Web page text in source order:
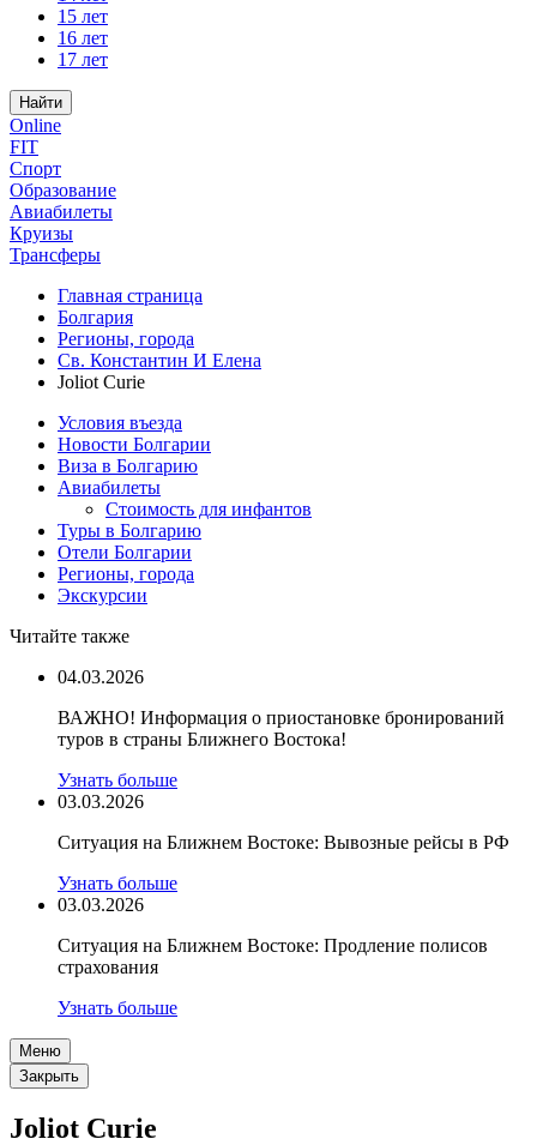
15 лет
16 лет
17 лет
Найти
Online
FIT
Спорт
Образование
Авиабилеты
Круизы
Трансферы
Главная страница
Болгария
Регионы, города
Св. Константин И Елена
Joliot Curie
Условия въезда
Новости Болгарии
Виза в Болгарию
Авиабилеты
Стоимость для инфантов
Туры в Болгарию
Отели Болгарии
Регионы, города
Экскурсии
Читайте также
04.03.2026
ВАЖНО! Информация о приостановке бронирований
туров в страны Ближнего Востока!
Узнать больше
03.03.2026
Ситуация на Ближнем Востоке: Вывозные рейсы в РФ
Узнать больше
03.03.2026
Ситуация на Ближнем Востоке: Продление полисов
страхования
Узнать больше
Меню
Закрыть
Joliot Curie